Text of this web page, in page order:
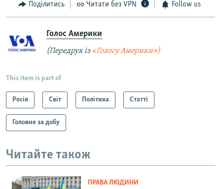
Поділитись Читати без VPN Follow us
Голос Америки
(Передрук із «Голосу Америки»)
This item is part of
Росія Світ Політика Статті
Головне за добу
Читайте також
ПРАВА ЛЮДИНИ